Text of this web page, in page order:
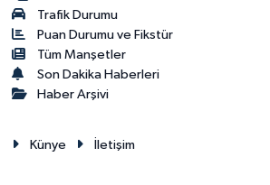
Trafik Durumu
Puan Durumu ve Fikstür
Tüm Manşetler
Son Dakika Haberleri
Haber Arşivi
Künye İletişim